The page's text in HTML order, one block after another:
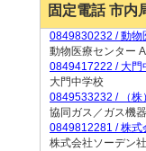
固定電話 市内
0849830232 / 動物
動物医療センター
0849417222 / 大門
大門中学校
0849533232 / （株
協同ガス／ガス機
0849812281 / 株式
株式会社ソーデン